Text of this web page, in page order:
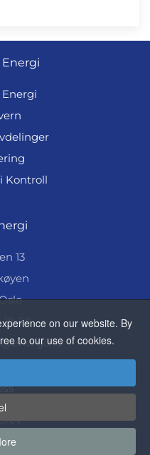
on our website. By
to our use of cookies.
Kontroll
13
18 00